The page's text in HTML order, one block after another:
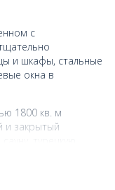
с
и шкафы, стальные
окна в
1800 кв. м
и закрытый
детскую игровую
зал.